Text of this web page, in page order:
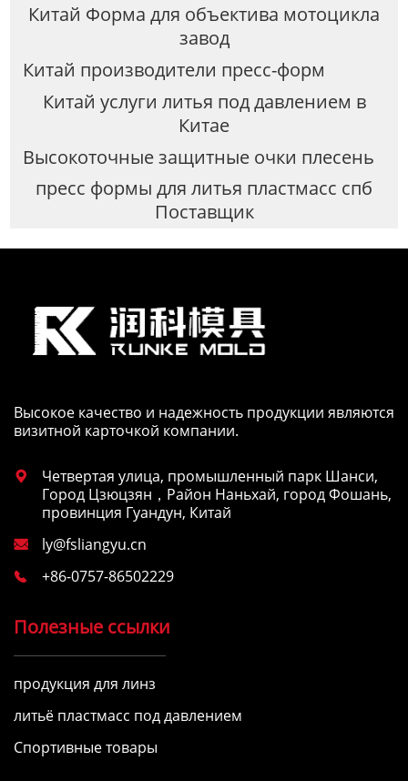
Китай Форма для объектива мотоцикла
завод
Китай производители пресс-форм
Китай услуги литья под давлением в
Китае
Высокоточные защитные очки плесень
пресс формы для литья пластмасс спб
Поставщик
Высокое качество и надежность продукции являются
визитной карточкой компании.

Четвертая улица, промышленный парк Шанси,
Город Цзюцзян，Район Наньхай, город Фошань,
провинция Гуандун, Китай
 ly@fsliangyu.cn
 +86-0757-86502229
Полезные ссылки
продукция для линз
литьё пластмасс под давлением
Спортивные товары